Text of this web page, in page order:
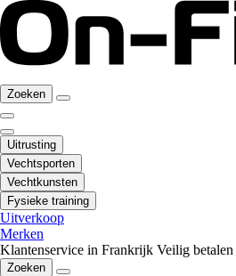
Zoeken
Uitrusting
Vechtsporten
Vechtkunsten
Fysieke training
Uitverkoop
Merken
Klantenservice in Frankrijk Veilig betalen
Zoeken